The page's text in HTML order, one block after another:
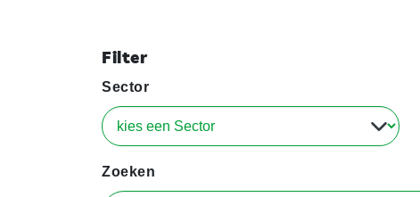
Filter
Sector
Zoeken